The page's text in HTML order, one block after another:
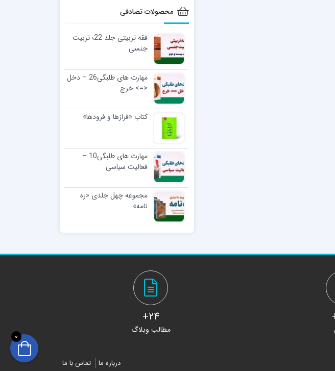
محصولات تصادفی
فقه تربیتی جلد 22؛ تربیت
جنسی
مهارت های طلبگی26 – دخل
<=> خرج
کتاب «فرازها و فرودها»
مهارت های طلبگی10 –
فعالیت سیاسی
مجموعه چهل جلدی «ره
نامه»
24+
مطالب وبلاگ
درباره ما تماس با ما
0